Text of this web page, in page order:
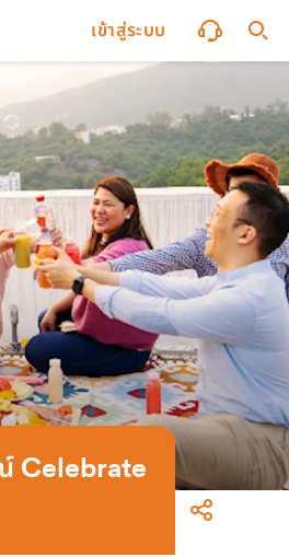
เข้าสู่ระบบ
Celebrate